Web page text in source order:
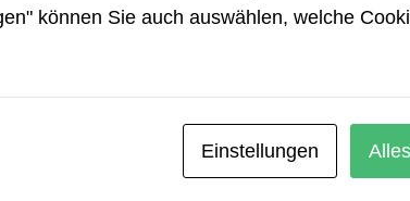
in diesem Browser, für die nächste
können Sie auch auswählen, welche
Einstellungen